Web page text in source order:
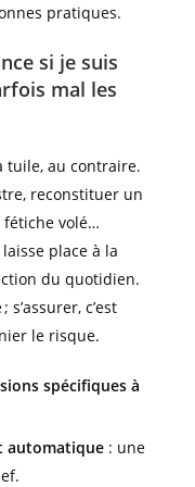
pratiques.
si je suis
mal les
tuile, au contraire.
reconstituer un
volé…
laisse place à la
du quotidien.
s’assurer, c’est
le risque.
spécifiques à
automatique : une